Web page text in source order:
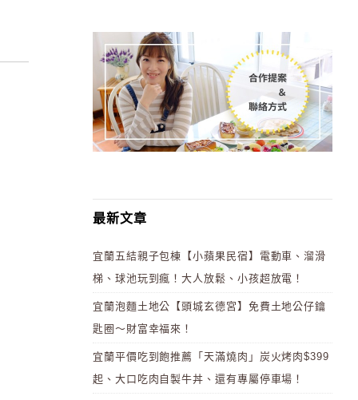
最新文章
宜蘭五結親子包棟【小蘋果民宿】電動車、溜滑
梯、球池玩到瘋！大人放鬆、小孩超放電！
宜蘭泡麵土地公【頭城玄德宮】免費土地公仔鑰
匙圈～財富幸福來！
宜蘭平價吃到飽推薦「天滿燒肉」炭火烤肉$399
起、大口吃肉自製牛丼、還有專屬停車場！